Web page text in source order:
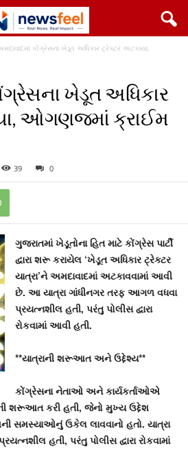
કોંગ્રેસના ખેડૂત અધિકાર ટ્રેક્ટર અટકાયા,
ખેડૂત અધિકાર
ઓગણજમાં ક્રાઈમ
39 0
ગુજરાતમાં ખેડૂતોના હિત માટે કોંગ્રેસ પાર્ટી
દ્વારા શરૂ કરાયેલ ‘ખેડૂત અધિકાર ટ્રેક્ટર
યાત્રા’ને અમદાવાદમાં અટકાવવામાં આવી
છે. આ યાત્રા ગાંધીનગર તરફ આગળ વધવા
પ્રયત્નશીલ હતી, પરંતુ પોલીસ દ્વારા
રોકવામાં આવી હતી.
**યાત્રાની શરૂઆત અને ઉદ્દેશ્ય**
કોંગ્રેસના નેતાઓ અને કાર્યકર્તાઓએ
શરૂઆત કરી હતી, જેનો મુખ્ય ઉદ્દેશ
સમસ્યાઓનું ઉકેલ લાવવાનો હતો. યાત્રા
હતી, પરંતુ પોલીસ દ્વારા રોકવામાં